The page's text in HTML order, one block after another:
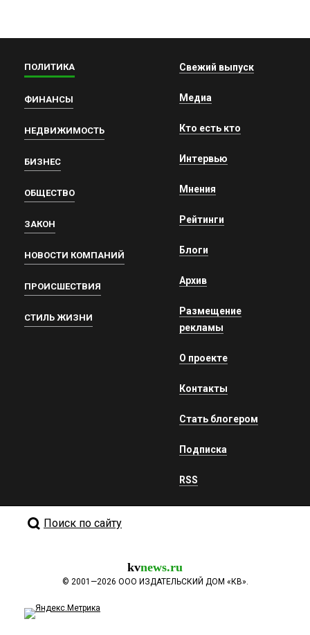
ПОЛИТИКА
ФИНАНСЫ
НЕДВИЖИМОСТЬ
БИЗНЕС
ОБЩЕСТВО
ЗАКОН
НОВОСТИ КОМПАНИЙ
ПРОИСШЕСТВИЯ
СТИЛЬ ЖИЗНИ
Свежий выпуск
Медиа
Кто есть кто
Интервью
Мнения
Рейтинги
Блоги
Архив
Размещение
рекламы
О проекте
Контакты
Стать блогером
Подписка
RSS
Поиск по сайту
kvnews.ru
© 2001—2026 ООО ИЗДАТЕЛЬСКИЙ ДОМ «КВ».